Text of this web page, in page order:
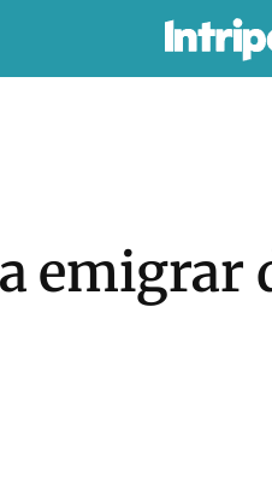
emigrar